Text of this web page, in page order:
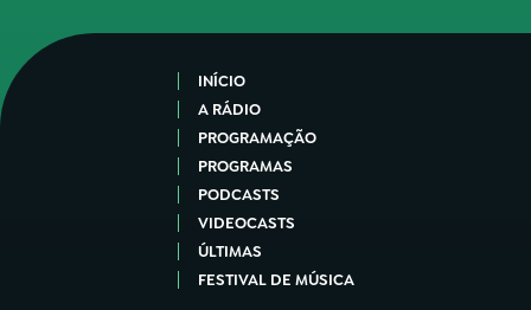
INÍCIO
A RÁDIO
PROGRAMAÇÃO
PROGRAMAS
PODCASTS
VIDEOCASTS
ÚLTIMAS
FESTIVAL DE MÚSICA